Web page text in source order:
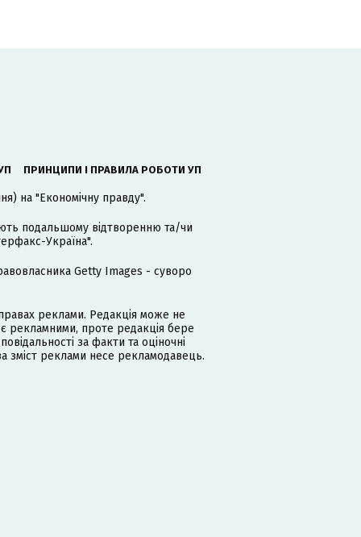
ПРИНЦИПИ І ПРАВИЛА РОБОТИ УП
на "Економічну правду".
подальшому відтворенню та/чи
Україна".
Getty Images - суворо
реклами. Редакція може не
рекламними, проте редакція бере
за факти та оціночні
зміст реклами несе рекламодавець.